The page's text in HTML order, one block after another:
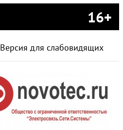
16+
Версия для слабовидящих